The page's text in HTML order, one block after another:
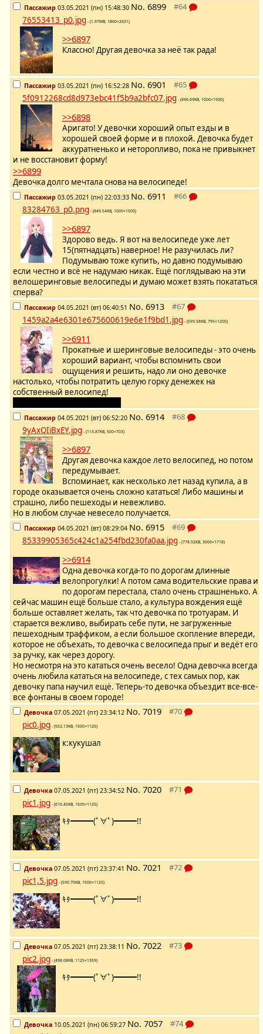
Пассажир 03.05.2021 (пн) 15:48:30 No. 6899
76553413_p0.jpg - (1.97MB, 1860×2631)
>>6897
Классно! Другая девочка за неё так рада!
Пассажир 03.05.2021 (пн) 16:52:28 No. 6901
5f0912268cd8d973ebc41f5b9a2bfc07.jpg - (496.69KB, 1000×1500)
>>6898
Аригато! У девочки хороший опыт езды и в
хорошей своей форме и в плохой. Девочка будет
аккуратненько и неторопливо, пока не привыкнет
и не восстановит форму!
>>6899
Девочка долго мечтала снова на велосипеде!
Пассажир 03.05.2021 (пн) 22:03:33 No. 6911
83284763_p0.png - (849.54KB, 1000×1500)
>>6897
Здорово ведь. Я вот на велосипеде уже лет
15(пятнадцать) наверное! Не разучилась ли?
Подумываю тоже купить, но давно подумываю
если честно и всё не надумаю никак. Ещё поглядываю на эти
велошеринговые велосипеды и думаю может взять покататься
сперва?
Пассажир 04.05.2021 (вт) 06:40:51 No. 6913
1459a2a4e6301e675600619e6e1f9bd1.jpg - (599.58KB, 795×1200)
>>6911
Прокатные и шеринговые велосипеды - это очень
хороший вариант, чтобы вспомнить свои
ощущения и решить, надо ли оно девочке
настолько, чтобы потратить целую горку денежек на
собственный велосипед!
Пассажир 04.05.2021 (вт) 06:52:20 No. 6914
9yAxQIiBxEY.jpg - (113.87KB, 500×703)
>>6897
Другая девочка каждое лето велосипед, но потом
передумывает.
Вспоминает, как несколько лет назад купила, а в
городе оказывается очень сложно кататься! Либо машины и
страшно, либо пешеходы и невежливо.
Но в любом случае невесело получается.
Пассажир 04.05.2021 (вт) 08:29:04 No. 6915
85339905365c424c1a254fbd230fa0aa.jpg - (778.92KB, 3000×1718)
>>6914
Одна девочка когда-то по дорогам длинные
велопрогулки! А потом сама водительские права и
по дорогам перестала, стало очень страшненько. А
сейчас машин ещё больше стало, а культура вождения ещё
больше оставляет желать, так что девочка по тротуарам. И
старается вежливо, выбирать себе пути, не загруженные
пешеходным траффиком, а если большое скопление впереди,
которое не объехать, то девочка с велосипеда прыг и ведёт его
за ручку, как через дорогу.
Но несмотря на это кататься очень весело! Одна девочка всегда
очень любила кататься на велосипеде, с тех самых пор, как
девочку папа научил ещё. Теперь-то девочка объездит все-все-
все фонтаны в своем городе!
Девочка 07.05.2021 (пт) 23:34:12 No. 7019
pic0.jpg - (552.13KB, 1500×1125)
к:кукушал
Девочка 07.05.2021 (пт) 23:34:52 No. 7020
pic1.jpg - (616.45KB, 1500×1125)
ｷﾀ━━━(ﾟ∀ﾟ)━━━!!
Девочка 07.05.2021 (пт) 23:37:41 No. 7021
pic1,5.jpg - (590.70KB, 1500×1125)
ｷﾀ━━━(ﾟ∀ﾟ)━━━!!
Девочка 07.05.2021 (пт) 23:38:11 No. 7022
pic2.jpg - (498.08KB, 1125×1359)
ｷﾀ━━━(ﾟ∀ﾟ)━━━!!
Девочка 10.05.2021 (пн) 06:59:27 No. 7057